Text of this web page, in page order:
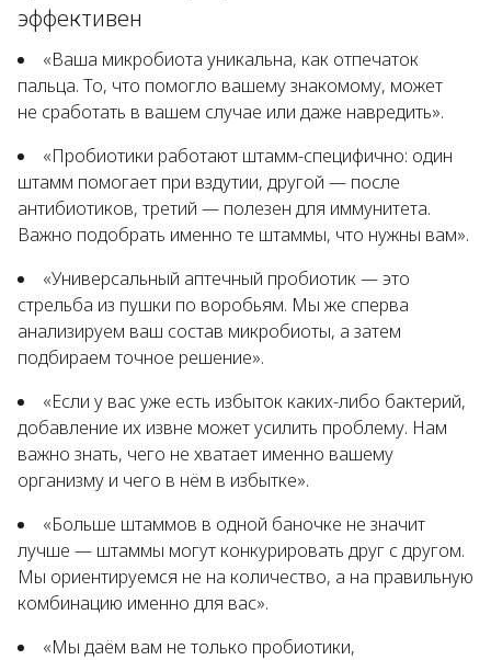
эффективен
«Ваша микробиота уникальна, как отпечаток
пальца. То, что помогло вашему знакомому, может
не сработать в вашем случае или даже навредить».
«Пробиотики работают штамм-специфично: один
штамм помогает при вздутии, другой — после
антибиотиков, третий — полезен для иммунитета.
Важно подобрать именно те штаммы, что нужны вам».
«Универсальный аптечный пробиотик — это
стрельба из пушки по воробьям. Мы же сперва
анализируем ваш состав микробиоты, а затем
подбираем точное решение».
«Если у вас уже есть избыток каких-либо бактерий,
добавление их извне может усилить проблему. Нам
важно знать, чего не хватает именно вашему
организму и чего в нём в избытке».
«Больше штаммов в одной баночке не значит
лучше — штаммы могут конкурировать друг с другом.
Мы ориентируемся не на количество, а на правильную
комбинацию именно для вас».
«Мы даём вам не только пробиотики,